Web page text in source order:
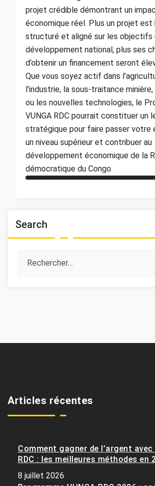
projet crédible démontrant un
économique réel. Plus un projet est
structuré et aligné sur les objectifs
développement national, plus ses
d’obtenir un financement seront
Que vous soyez actif dans
l’industrie, la sous-traitance
ou les nouvelles technologies, le
VUNGA RDC pourrait constituer un
stratégique pour faire passer votre
un niveau supérieur et contribuer au
développement économique de la
démocratique du Congo.
Search
Articles récentes
Comment gagner de l’argent avec
RDC : les meilleures méthodes en
8 juillet 2026